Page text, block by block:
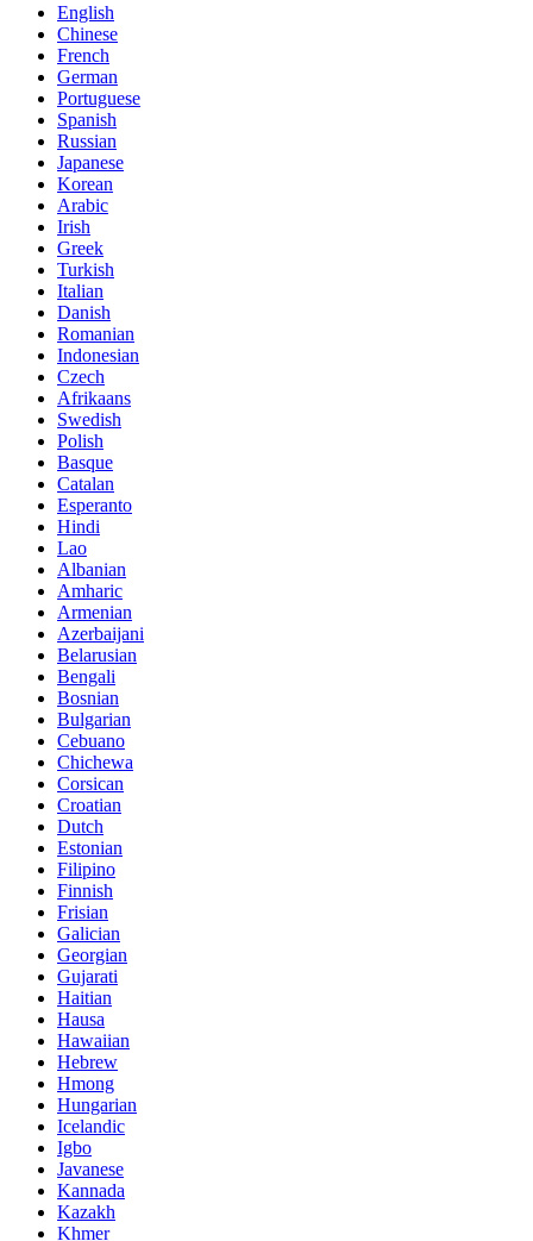
English
Chinese
French
German
Portuguese
Spanish
Russian
Japanese
Korean
Arabic
Irish
Greek
Turkish
Italian
Danish
Romanian
Indonesian
Czech
Afrikaans
Swedish
Polish
Basque
Catalan
Esperanto
Hindi
Lao
Albanian
Amharic
Armenian
Azerbaijani
Belarusian
Bengali
Bosnian
Bulgarian
Cebuano
Chichewa
Corsican
Croatian
Dutch
Estonian
Filipino
Finnish
Frisian
Galician
Georgian
Gujarati
Haitian
Hausa
Hawaiian
Hebrew
Hmong
Hungarian
Icelandic
Igbo
Javanese
Kannada
Kazakh
Khmer